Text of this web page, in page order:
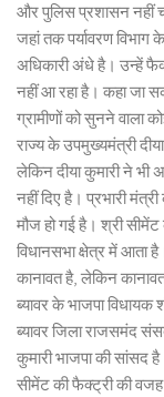
और पुलिस प्रशासन नहीं
जहां तक पर्यावरण विभाग
अधिकारी अंधे है। उन्हें
नहीं आ रहा है। कहा जा
ग्रामीणों को सुनने वाला
राज्य के उपमुख्यमंत्री
लेकिन दीया कुमारी ने भी
नहीं दिए है। प्रभारी
मौज हो गई है। श्री
विधानसभा क्षेत्र में आता
कानावत है, लेकिन
ब्यावर के भाजपा
ब्यावर जिला राजसमंद
कुमारी भाजपा की सांसद
सीमेंट की फैक्ट्री की वजह